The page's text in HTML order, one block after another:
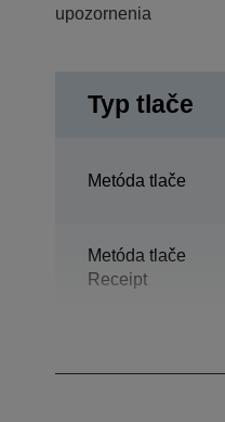
upozornenia
Typ tlače
Metóda tlače
Metóda tlače
Receipt